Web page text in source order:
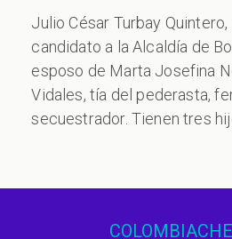
Julio César Turbay Quintero,
candidato a la Alcaldía de
esposo de Marta Josefina
Vidales, tía del pederasta,
secuestrador. Tienen tres